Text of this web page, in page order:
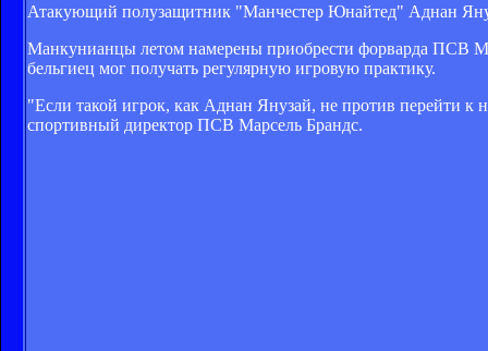
Атакующий полузащитник "Манчестер Юнайтед" Аднан
Манкунианцы летом намерены приобрести форварда ПСВ
бельгиец мог получать регулярную игровую практику.
"Если такой игрок, как Аднан Янузай, не против перейти к
спортивный директор ПСВ Марсель Брандс.